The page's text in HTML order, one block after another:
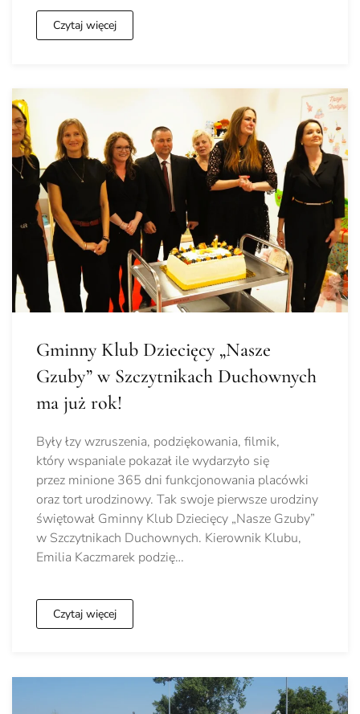
Czytaj więcej
Gminny Klub Dziecięcy „Nasze
Gzuby” w Szczytnikach Duchownych
ma już rok!
Były łzy wzruszenia, podziękowania, filmik,
który wspaniale pokazał ile wydarzyło się
przez minione 365 dni funkcjonowania placówki
oraz tort urodzinowy. Tak swoje pierwsze urodziny
świętował Gminny Klub Dziecięcy „Nasze Gzuby”
w Szczytnikach Duchownych. Kierownik Klubu,
Emilia Kaczmarek podzię…
Czytaj więcej